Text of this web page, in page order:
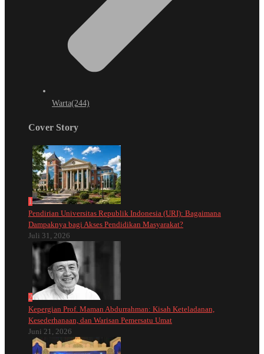
Warta(244)
Cover Story
1
Pendirian Universitas Republik Indonesia (URI): Bagaimana
Dampaknya bagi Akses Pendidikan Masyarakat?
Juli 31, 2026
2
Kepergian Prof. Maman Abdurrahman: Kisah Keteladanan,
Kesederhanaan, dan Warisan Pemersatu Umat
Juni 21, 2026